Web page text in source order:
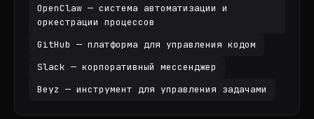
OpenClaw — система автоматизации и
оркестрации процессов
GitHub — платформа для управления кодом
Slack — корпоративный мессенджер
Beyz — инструмент для управления задачами